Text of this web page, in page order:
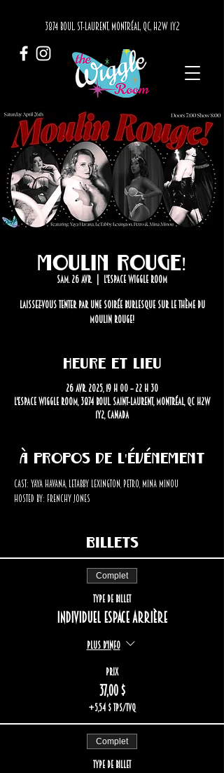
3874 BOUL. ST-LAURENT, MONTRÉAL, QC, H2W 1Y2
Moulin Rouge!
sam. 26 avr.
  |
L'Espace Wiggle Room
Laissez-vous tenter par une soirée burlesque sur le thème du
Moulin Rouge!
Heure et lieu
26 avr. 2025, 19 h 00 – 22 h 30
L'Espace Wiggle Room, 3874 Boul. Saint-Laurent, Montréal, QC H2W
1Y2, Canada
À propos de l'événement
Cast: Yaya Havana, LeTabby Lexington, Petro, Mina Minou
Hosted by: Frenchy Jones
Billets
Complet
Type de billet
Individuel espace arrière
Plus d'info
Prix
37,00 $
+5,54 $ TPS/TVQ
Complet
Type de billet